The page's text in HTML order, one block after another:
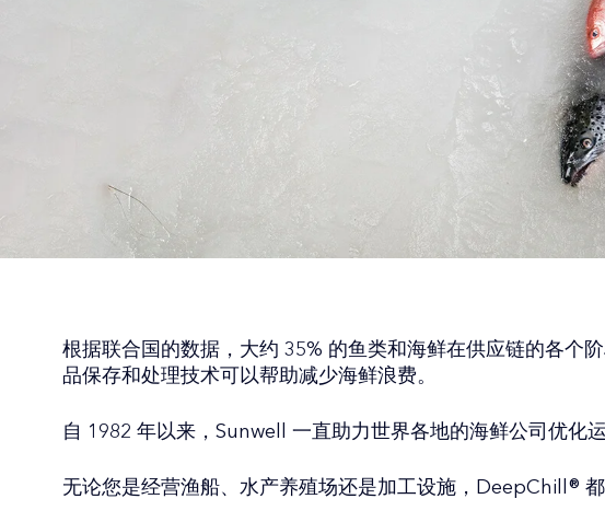
根据联合国的数据，大约 35% 的鱼类和海鲜在供应链的各个
品保存和处理技术可以帮助减少海鲜浪费。
自 1982 年以来，Sunwell 一直助力世界各地的海鲜公司优
无论您是经营渔船、水产养殖场还是加工设施，DeepChill®